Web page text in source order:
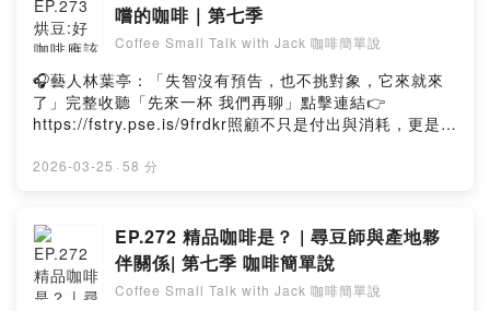
課程】Powered by Firstory Hosting
安東京海上產險｜0800-369-168｜104台北市中山區南京
東路三段130號8-13樓—— 以上為 Firstory Podcast 廣
告 ——近期活動
https://linktr.ee/jack_wang_coffeeFollow Jack IG for
courses, events, and updates.4/17台北【科學化後製分
享會｜喝見風味是怎麼被做出來的】4/17台北【坎尼佛拉
（羅布斯塔）咖啡分享會｜重新理解另一種咖啡的可能
性】4/20 台北 給烘豆師的品種課：風味的起點來自風土基
課程進階班｜12/03~1204花蓮後製加工課程高階班 花蓮
後製加工課程7/28~7/31台北【SCA CSP 烘豆初中級認證
課程】Is Specialty Coffee Really Helping Producers?
☕️"While we enjoy a pour-over in the city, are the
嚐的咖啡｜第七季
Coffee Small Talk with Jack 咖啡簡單說
🎧藝人林葉亭：「失智沒有預告，也不挑對象，它來就來
了」完整收聽「先來一杯 我們再聊」點擊連結👉
https://fstry.pse.is/9frdkr照顧不只是付出與消耗，更是一
上為 Firstory Podcast 廣告 ——吉時保：
168｜104台北市中山區南京東路三段130號8-13樓——
以上為 Firstory Podcast 廣告 ——追蹤草版 IG ☕️課程、
活動與最新消息都在這裡Follow Jack IG for courses,
events, and updates.👉 連結在下方 / Link
2026-03-25 · 58 分
EP.272 精品咖啡是？ | 尋豆師與產地夥
伴關係| 第七季 咖啡簡單說
Coffee Small Talk with Jack 咖啡簡單說